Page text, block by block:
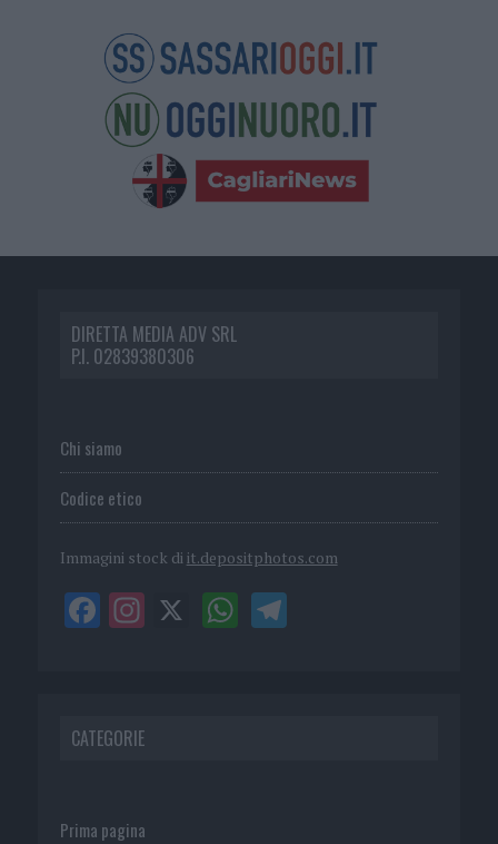
DIRETTA MEDIA ADV SRL
P.I. 02839380306
Chi siamo
Codice etico
Immagini stock di it.depositphotos.com
CATEGORIE
Prima pagina